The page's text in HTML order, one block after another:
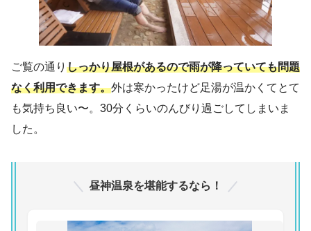
ご覧の通り しっかり屋根があるので雨が降っていても問題
なく利用できます。外は寒かったけど足湯が温かくてとて
も気持ち良い〜。30分くらいのんびり過ごしてしまいま
した。
昼神温泉を堪能するなら！